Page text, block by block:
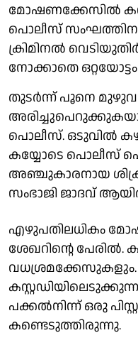
മോഷണക്കേസിൽ
പൊലീസ്
ക്രിമിനൽ
നോക്കാതെ
തുടർന്ന് പൂനെ
പൊലീസ്. ഒടുവിൽ
കയ്യോടെ പൊലീസ്
അഞ്ചുകാരനായ
സംഭാജി ജാദവ്
എഴുപതിലധികം
ശേഖറിന്റെ പേരിൽ.
വധശ്രമക്കേസുകളും.
പക്കൽനിന്ന് ഒരു
കണ്ടെടുത്തിരുന്നു.